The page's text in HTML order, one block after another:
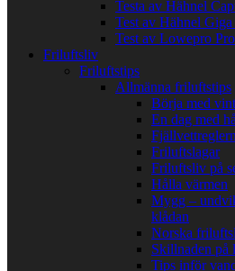
Testa av Hähnel
Test av Hähnel
Test av Lowepro
Friluftsliv
Friluftstips
Allmänna friluftstips
Börja med
En dag med
Friluftslagar
Friluftsliv på
Hålla värmen
Mygg –
klådan
Norska
Skillnaden på
Tips inför